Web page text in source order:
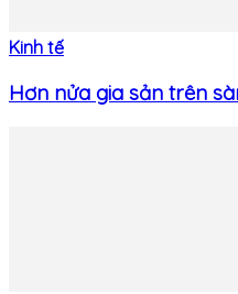
Kinh tế
Hơn nửa gia sản trên